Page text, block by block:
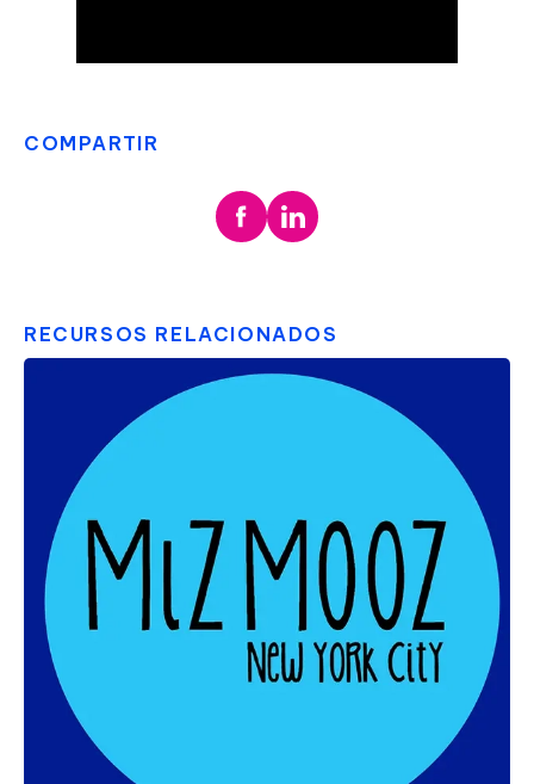
COMPARTIR
RECURSOS RELACIONADOS